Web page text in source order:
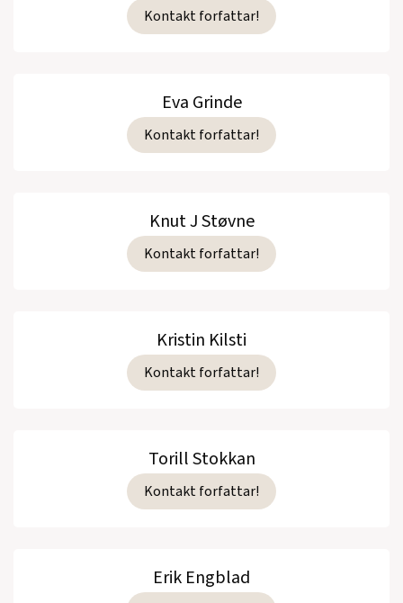
Kontakt forfattar!
Eva Grinde
Kontakt forfattar!
Knut J Støvne
Kontakt forfattar!
Kristin Kilsti
Kontakt forfattar!
Torill Stokkan
Kontakt forfattar!
Erik Engblad